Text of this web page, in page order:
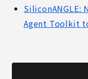
SiliconANGLE:
Agent Toolkit